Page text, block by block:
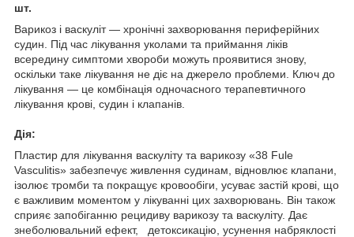
шт.
Варикоз і васкуліт — хронічні захворювання периферійних
судин. Під час лікування уколами та приймання ліків
всередину симптоми хвороби можуть проявитися знову,
оскільки таке лікування не діє на джерело проблеми. Ключ до
лікування — це комбінація одночасного терапевтичного
лікування крові, судин і клапанів.
Дія:
Пластир для лікування васкуліту та варикозу «38 Fule
Vasculitis» забезпечує живлення судинам, відновлює клапани,
ізолює тромби та покращує кровообіги, усуває застій крові, що
є важливим моментом у лікуванні цих захворювань. Він також
сприяє запобіганню рецидиву варикозу та васкуліту. Дає
знеболювальний ефект, детоксикацію, усунення набряклості